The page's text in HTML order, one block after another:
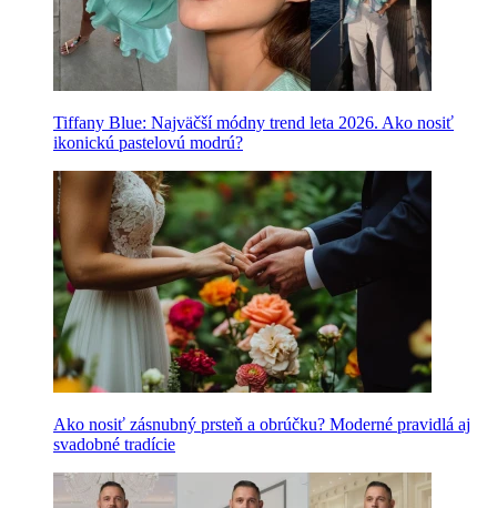
Tiffany Blue: Najväčší módny trend leta 2026. Ako nosiť
ikonickú pastelovú modrú?
Ako nosiť zásnubný prsteň a obrúčku? Moderné pravidlá aj
svadobné tradície